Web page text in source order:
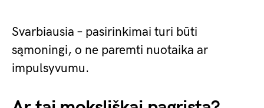
Svarbiausia – pasirinkimai turi būti
sąmoningi, o ne paremti nuotaika ar
impulsyvumu.